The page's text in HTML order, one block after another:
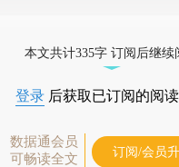
本文共计335字 订阅后继续
登录 后获取已订阅的阅
数据通会员
可畅读全文
订阅/会员